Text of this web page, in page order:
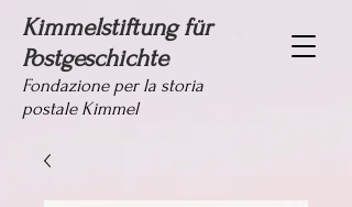
Kimmelstiftung für
Postgeschichte
Fondazione per la storia
postale Kimmel